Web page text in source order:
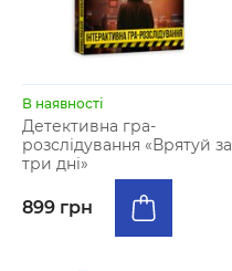
В наявності
Детективна гра-
розслідування «Врятуй за
три дні»
899 грн